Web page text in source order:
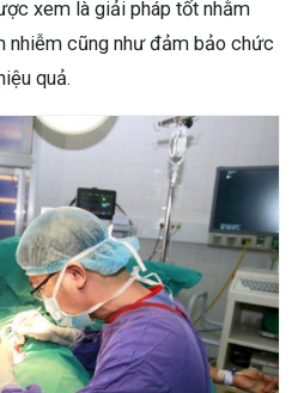
xem là giải pháp tốt nhằm
nhiễm cũng như đảm bảo chức
quả.